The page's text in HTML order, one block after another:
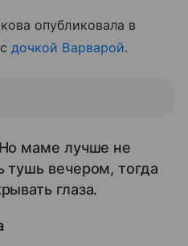
опубликовала в
сдочкой Варварой.
маме лучше не
тушь вечером, тогда
глаза.